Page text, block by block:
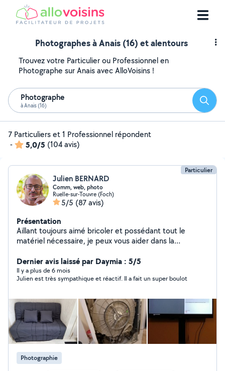
Photographes à Anais (16) et alentours
Trouvez votre Particulier ou Professionnel en
Photographe sur Anais avec AlloVoisins !
Photographe
à Anais (16)
7 Particuliers et 1 Professionnel répondent
-
5,0/5 (104 avis)
Particulier
Julien BERNARD
Comm, web, photo
Ruelle-sur-Touvre (Foch)
5/5 (87 avis)
Présentation
Aillant toujours aimé bricoler et possédant tout le
matériel nécessaire, je peux vous aider dans la
informatique, web ou tout autre selon vos besoins ...
attentif et rigoureux, je prendrais à coeur les tâches que
vous me confierez.
Dernier avis laissé par Daymia : 5/5
Il y a plus de 6 mois
Julien est très sympathique et réactif. Il a fait un super boulot
Photographie